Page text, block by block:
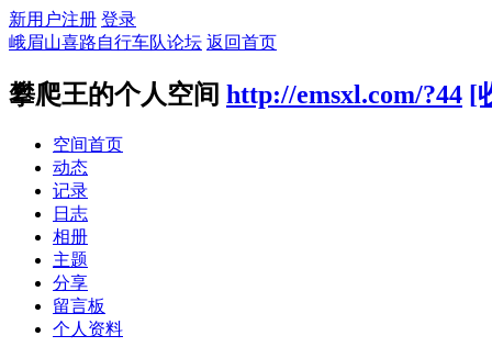
新用户注册 登录
峨眉山喜路自行车队论坛 返回首页
攀爬王的个人空间 http://emsxl.com/?44 [
空间首页
动态
记录
日志
相册
主题
分享
留言板
个人资料